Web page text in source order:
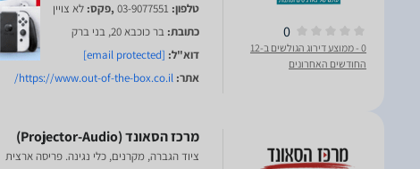
0
0
- ממוצע דירוג הגולשים ב-12
החודשים האחרונים
טלפון: 03-9077551,פקס: לא צויין
כתובת: בר כוכבא 20, בני ברק
דוא"ל: [email protected]
אתר: https://www.out-of-the-box.co.il/
ציוד הגברה, מקרנים, כלי נגינה. פריסה ארצית